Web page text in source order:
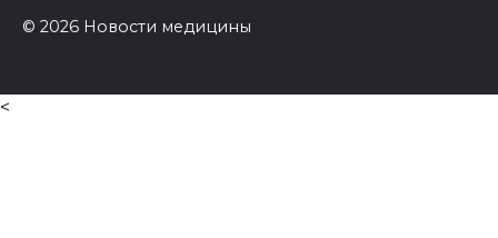
© 2026 Новости медицины
<